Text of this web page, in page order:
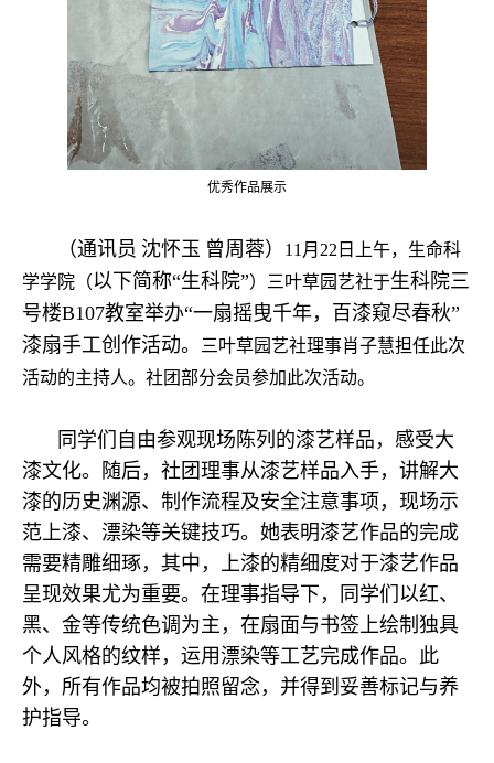
优秀作品展示
（通讯员 沈怀玉 曾周蓉）
11月22日上午，生命科
学学院（以下简称“生科院”） 三叶草园艺社于生科院三
号楼B107教室举办“一扇摇曳千年，百漆窥尽春秋”
漆扇手工创作活动。
三叶草园艺社理事肖子慧担任此次
活动的主持人。社团部分会员参加此次活动。
同学们自由参观现场陈列的漆艺样品，感受大
漆文化。随后，社团理事从漆艺样品入手，讲解大
漆的历史渊源、制作流程及安全注意事项，现场示
范上漆、漂染等关键技巧。她表明漆艺作品的完成
需要精雕细琢，其中，上漆的精细度对于漆艺作品
呈现效果尤为重要。在理事指导下，同学们以红、
黑、金等传统色调为主，在扇面与书签上绘制独具
个人风格的纹样，运用漂染等工艺完成作品。此
外，所有作品均被拍照留念，并得到妥善标记与养
护指导。